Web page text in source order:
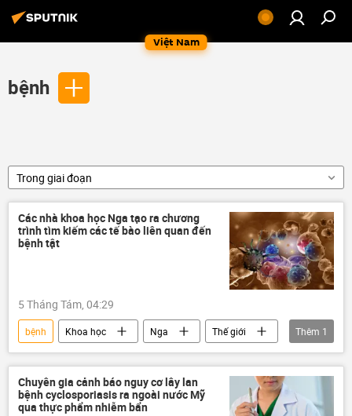
Việt Nam
bệnh
Trong giai đoạn
Các nhà khoa học Nga tạo ra chương
trình tìm kiếm các tế bào liên quan đến
bệnh tật
5 Tháng Tám, 04:29
bệnh Khoa học Nga
Thế giới
Nhà khoa học
Thêm 1
Chuyên gia cảnh báo nguy cơ lây lan
bệnh cyclosporiasis ra ngoài nước Mỹ
qua thực phẩm nhiễm bẩn